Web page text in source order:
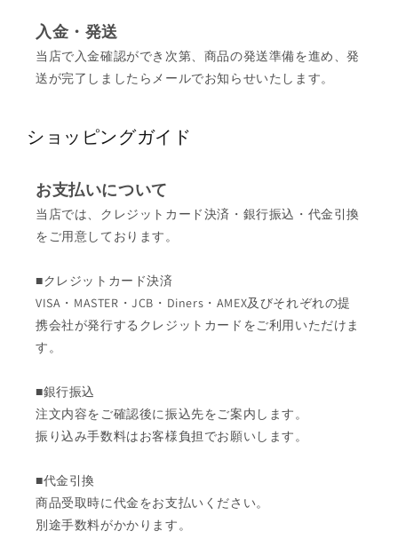
入金・発送
当店で入金確認ができ次第、商品の発送準備を進め、発
送が完了しましたらメールでお知らせいたします。
ショッピングガイド
お支払いについて
当店では、クレジットカード決済・銀行振込・代金引換
をご用意しております。
■クレジットカード決済
VISA・MASTER・JCB・Diners・AMEX及びそれぞれの提
携会社が発行するクレジットカードをご利用いただけま
す。
■銀行振込
注文内容をご確認後に振込先をご案内します。
振り込み手数料はお客様負担でお願いします。
■代金引換
商品受取時に代金をお支払いください。
別途手数料がかかります。